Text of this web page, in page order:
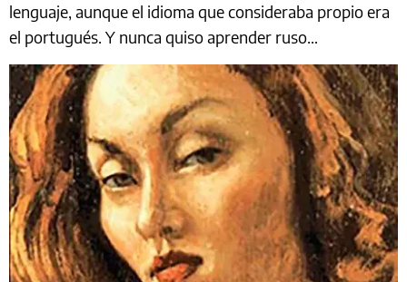
lenguaje, aunque el idioma que consideraba propio era
el portugués. Y nunca quiso aprender ruso…